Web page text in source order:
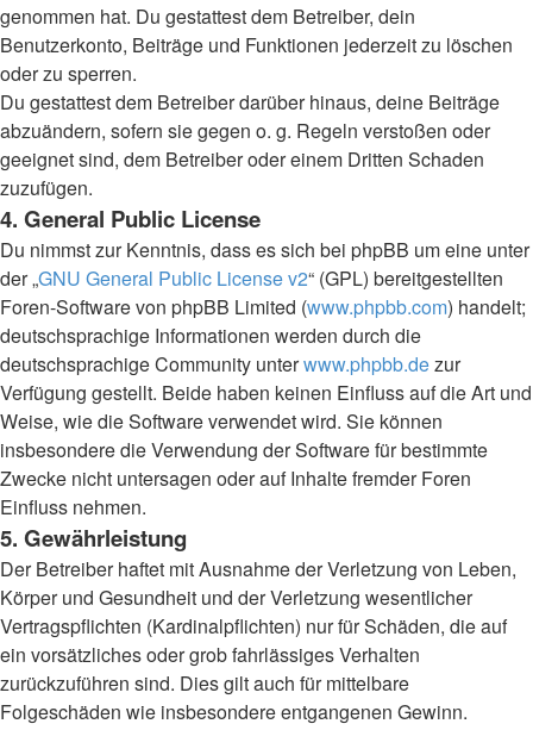
genommen hat. Du gestattest dem Betreiber, dein
Benutzerkonto, Beiträge und Funktionen jederzeit zu löschen
oder zu sperren.
Du gestattest dem Betreiber darüber hinaus, deine Beiträge
abzuändern, sofern sie gegen o. g. Regeln verstoßen oder
geeignet sind, dem Betreiber oder einem Dritten Schaden
zuzufügen.
4. General Public License
Du nimmst zur Kenntnis, dass es sich bei phpBB um eine unter
der „GNU General Public License v2“ (GPL) bereitgestellten
Foren-Software von phpBB Limited (www.phpbb.com) handelt;
deutschsprachige Informationen werden durch die
deutschsprachige Community unterwww.phpbb.dezur
Verfügung gestellt. Beide haben keinen Einfluss auf die Art und
Weise, wie die Software verwendet wird. Sie können
insbesondere die Verwendung der Software für bestimmte
Zwecke nicht untersagen oder auf Inhalte fremder Foren
Einfluss nehmen.
5. Gewährleistung
Der Betreiber haftet mit Ausnahme der Verletzung von Leben,
Körper und Gesundheit und der Verletzung wesentlicher
Vertragspflichten (Kardinalpflichten) nur für Schäden, die auf
ein vorsätzliches oder grob fahrlässiges Verhalten
zurückzuführen sind. Dies gilt auch für mittelbare
Folgeschäden wie insbesondere entgangenen Gewinn.